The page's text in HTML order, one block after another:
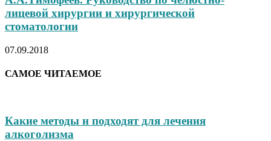
лицевой хирургии и хирургической
стоматологии
07.09.2018
САМОЕ ЧИТАЕМОЕ
Какие методы н подходят для лечения
алкоголизма